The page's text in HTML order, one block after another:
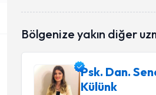
Bölgenize yakın diğer
Psk. Dan.
Külünk